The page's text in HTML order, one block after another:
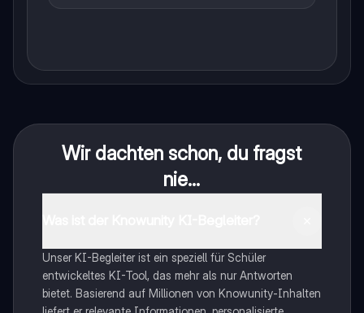
Wir dachten schon, du fragst
nie...
Unser KI-Begleiter ist ein speziell für Schüler
entwickeltes KI-Tool, das mehr als nur Antworten
bietet. Basierend auf Millionen von Knowunity-Inhalten